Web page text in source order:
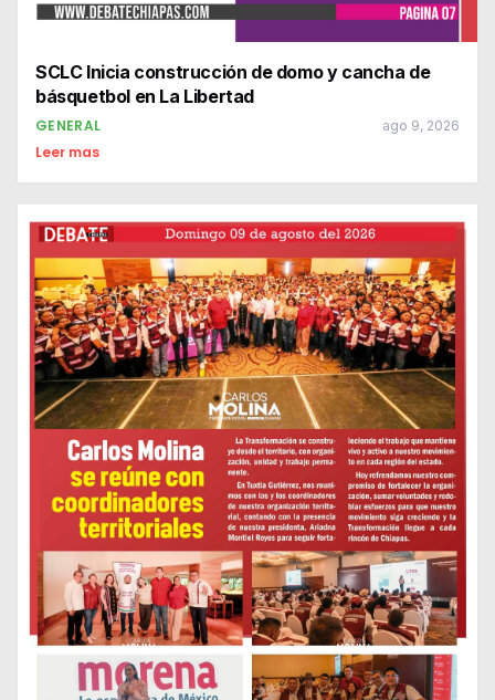
SCLC Inicia construcción de domo y cancha de
básquetbol en La Libertad
GENERAL ago 9, 2026
Leer mas